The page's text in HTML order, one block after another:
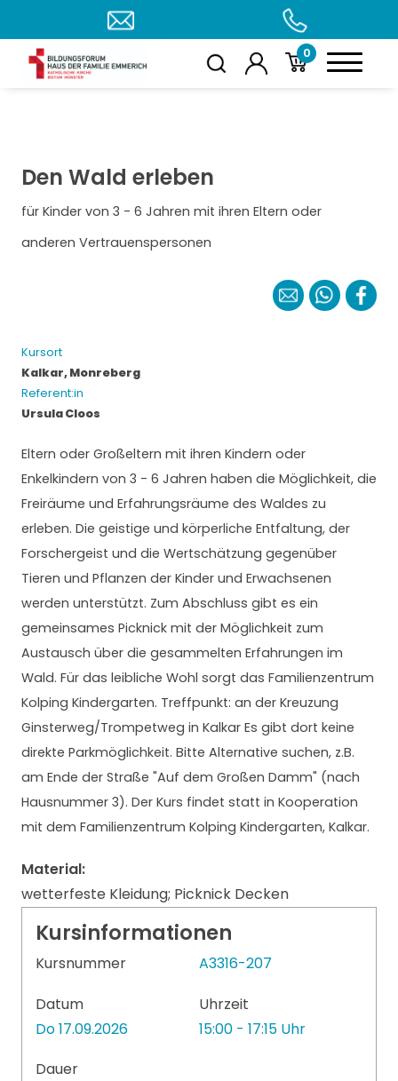
0
Den Wald erleben
für Kinder von 3 - 6 Jahren mit ihren Eltern oder
anderen Vertrauenspersonen
Referent:in
Ursula Cloos
Kursort
Kalkar, Monreberg
Eltern oder Großeltern mit ihren Kindern oder
Enkelkindern von 3 - 6 Jahren haben die Möglichkeit, die
Freiräume und Erfahrungsräume des Waldes zu
erleben. Die geistige und körperliche Entfaltung, der
Forschergeist und die Wertschätzung gegenüber
Tieren und Pflanzen der Kinder und Erwachsenen
werden unterstützt. Zum Abschluss gibt es ein
gemeinsames Picknick mit der Möglichkeit zum
Austausch über die gesammelten Erfahrungen im
Wald. Für das leibliche Wohl sorgt das Familienzentrum
Kolping Kindergarten. Treffpunkt: an der Kreuzung
Ginsterweg/Trompetweg in Kalkar Es gibt dort keine
direkte Parkmöglichkeit. Bitte Alternative suchen, z.B.
am Ende der Straße "Auf dem Großen Damm" (nach
Hausnummer 3). Der Kurs findet statt in Kooperation
mit dem Familienzentrum Kolping Kindergarten, Kalkar.
Material:
wetterfeste Kleidung; Picknick Decken
Kursinformationen
Kursnummer
A3316-207
Datum
Do 17.09.2026
Uhrzeit
15:00 - 17:15 Uhr
Dauer